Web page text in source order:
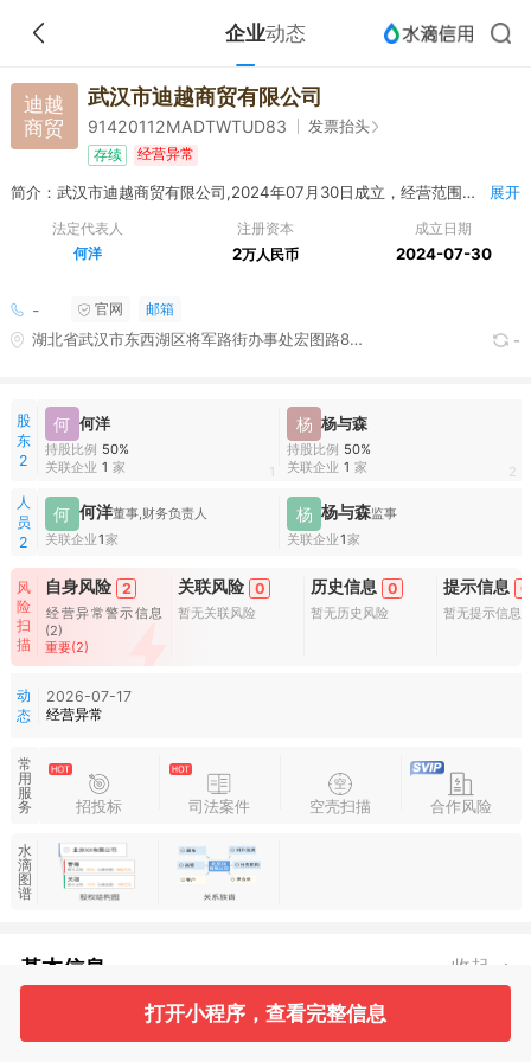
企业动态
迪越
商贸
武汉市迪越商贸有限公司
91420112MADTWTUD83 发票抬头
存续 经营异常
简介：武汉市迪越商贸有限公司,2024年07月30日成立，经营范围包括一般项目：鞋帽批发。（除许可业务外，可自主依法经营法律法规非禁止或限制的项目） 展开
法定代表人
何洋
注册资本
2万人民币
成立日期
2024-07-30
- 官网 邮箱
湖北省武汉市东西湖区将军路街办事处宏图路8号武汉客厅10栋1单元9楼6室 -
股
东
2
何 何洋
持股比例 50%
关联企业 1 家 1
杨 杨与森
持股比例 50%
关联企业 1 家 2
人
员
2
何 何洋董事,财务负责人
关联企业1家
杨 杨与森监事
关联企业1家
风
险
扫
描
自身风险 2
经营异常警示信息
(2)
重要(2)
关联风险 0
暂无关联风险
历史信息 0
暂无历史风险
提示信息 0
暂无提示信息
动
态
2026-07-17
经营异常
常
用
服
务
招投标 司法案件 空壳扫描 合作风险
水
滴
图
谱
基本信息 收起
2 2
打开小程序，查看完整信息